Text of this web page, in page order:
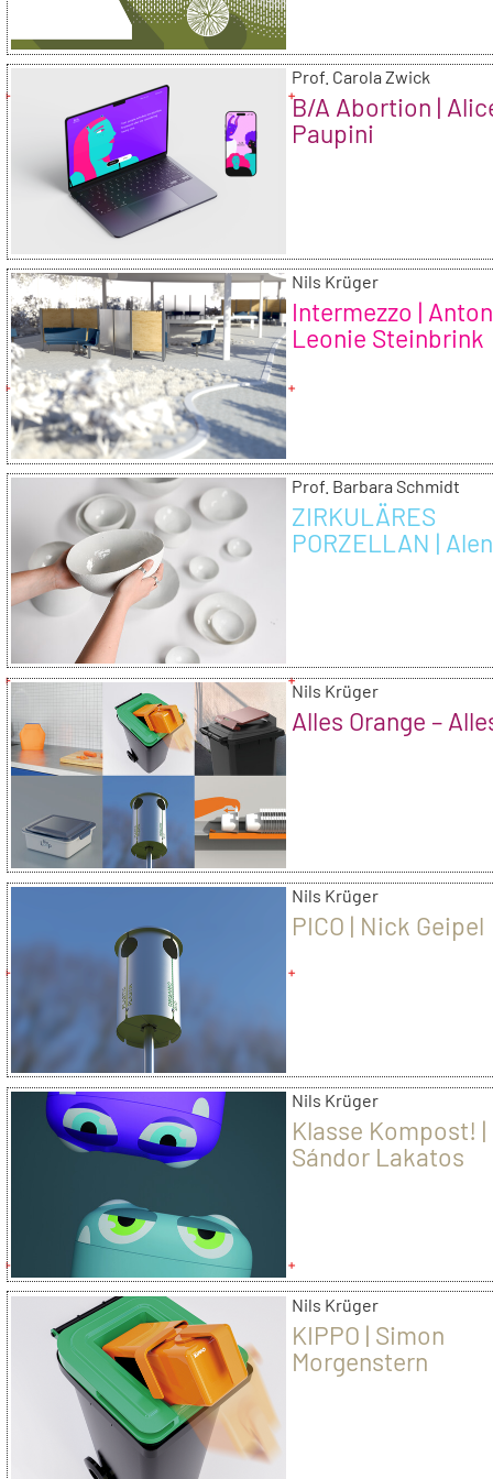
Prof. Carola Zwick
B/A Abortion |
Paupini
Nils Krüger
Intermezzo |
Leonie Steinbrink
Prof. Barbara Schmidt
ZIRKULÄRES
PORZELLAN |
Nils Krüger
Alles Orange –
Nils Krüger
PICO | Nick Geipel
Nils Krüger
Klasse Kompost! |
Sándor Lakatos
Nils Krüger
KIPPO | Simon
Morgenstern